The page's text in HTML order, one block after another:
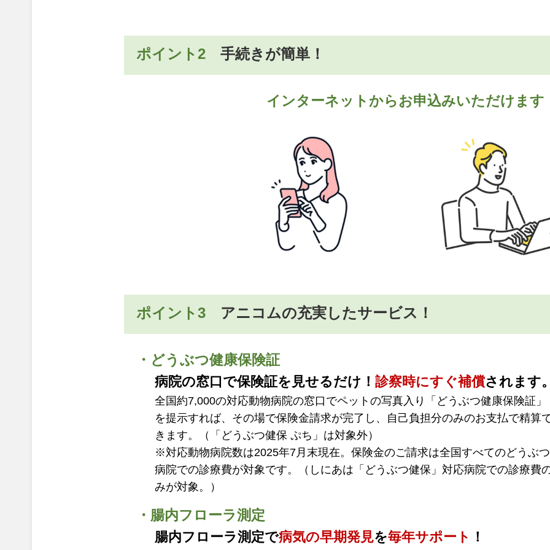
ポイント2 手続きが簡単！
インターネットからお申込みいただけます
ポイント3 アニコムの充実したサービス！
・どうぶつ健康保険証
病院の窓口で保険証を見せるだけ！ 診察時にすぐ補償されます
全国約7,000の対応動物病院の窓口でペットの写真入り「どうぶつ健康保険証」
を提示すれば、その場で保険金請求が完了し、自己負担分のみのお支払で精算
きます。（「どうぶつ健保 ぷち」は対象外）
※対応動物病院数は2025年7月末現在。保険金のご請求は全国すべてのどうぶつ
病院での診療費が対象です。（しにあは「どうぶつ健保」対応病院での診療費
みが対象。）
・腸内フローラ測定
腸内フローラ測定で病気の早期発見を毎年サポート ！